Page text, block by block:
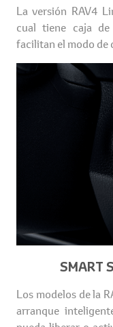
La versión RAV4
cual tiene caja
facilitan el modo de
SMART
Los modelos de la
arranque